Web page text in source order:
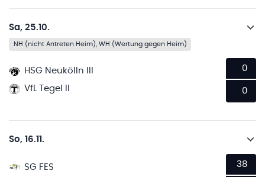
Sa, 25.10.
NH (nicht Antreten Heim), WH (Wertung gegen Heim)
HSG Neukölln III
VfL Tegel II
0
0
So, 16.11.
SG FES
38